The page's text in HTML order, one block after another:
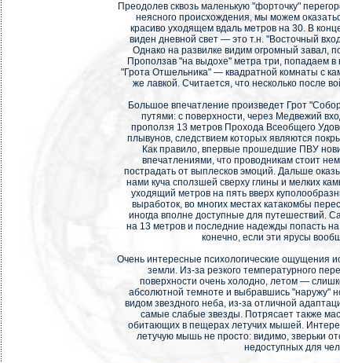
Преодолев сквозь маленькую "форточку"
неясного происхождения, мы можем
красиво уходящем вдаль метров на 30. В
виден дневной свет — это т.н. "Восточный
Однако на развилке видим огромный завал,
Проползав "на выдохе" метра три, попадаем
"Грота Отшельника" — квадратной комнаты с
же лавкой. Считается, что несколько после
Большое впечатление произведет Грот
путями: с поверхности, через Медвежий
проползя 13 метров Прохода Всеобщего
плывунов, следствием которых являются
Как правило, впервые прошедшие ПВУ
впечатлениями, что проводникам стоит
пострадать от выплесков эмоций. Дальше
нами куча сползшей сверху глины и мелких
уходящий метров на пять вверх
выработок, во многих местах катакомбы
иногда вполне доступные для путешествий.
на 13 метров и последние надежды попасть
конечно, если эти ярусы
Очень интересные психологические ощущения
земли. Из-за резкого температурного
поверхности очень холодно, летом —
абсолютной темноте и выбравшись "наружу"
видом звездного неба, из-за отличной
самые слабые звезды. Потрясает также
обитающих в пещерах летучих мышей.
летучую мышь не просто: видимо, зверьки
недоступных для